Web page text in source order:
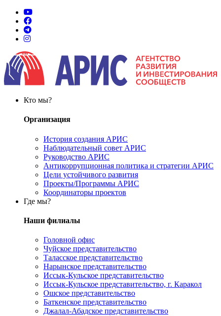
Кто мы?
Организация
История создания АРИС
Наблюдательный совет АРИС
Руководство АРИС
Антикоррупционная политика и стратегии АРИС
Цели устойчивого развития
Проекты/Программы АРИС
Координаторы проектов
Где мы?
Наши филиалы
Головной офис
Чуйское представительство
Таласское представительство
Нарынское представительство
Иссык-Кульское представительство
Иссык-Кульское представительство, г. Каракол
Ошское представительство
Баткенское представительство
Джалал-Абадское представительство